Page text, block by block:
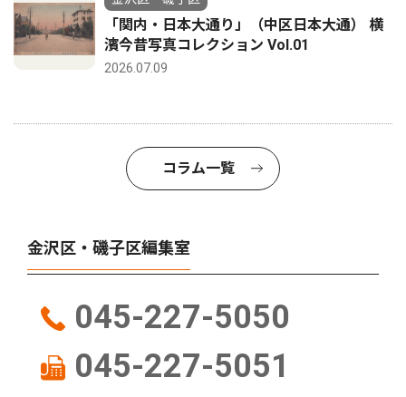
「関内・日本大通り」（中区日本大通） 横
濱今昔写真コレクション Vol.01
2026.07.09
コラム一覧
金沢区・磯子区編集室
045-227-5050
045-227-5051